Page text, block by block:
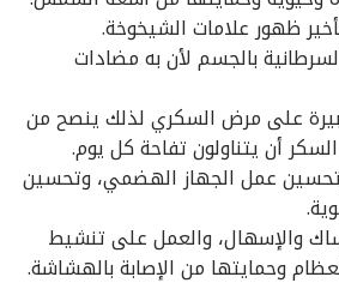
ظهور علامات الشيخوخة.
بالجسم لأن به مضادات
على مرض السكري لذلك ينصح من
أن يتناولون تفاحة كل يوم.
وتحسين عمل الجهاز الهضمي، وتحسين
والإسهال، والعمل على تنشيط
وحمايتها من الإصابة بالهشاشة.